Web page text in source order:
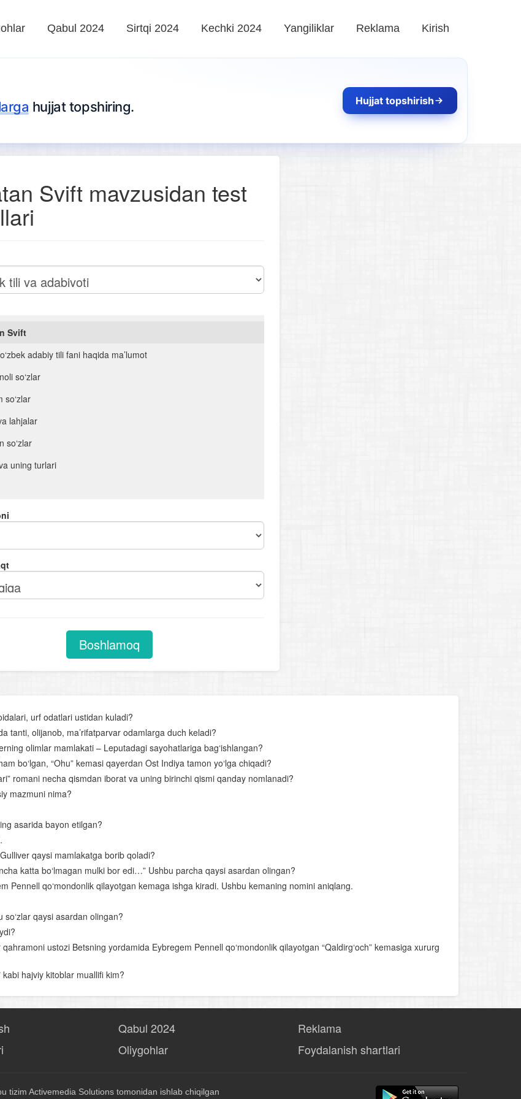
Qabul 2024 Sirtqi 2024 Kechki 2024 Yangiliklar Reklama Kirish
hujjat topshiring. Hujjat topshirish
Svift mavzusidan test
Svift
adabiy tili fani haqida ma’lumot
so‘zlar
so‘zlar
lahjalar
so‘zlar
va uning turlari
turkumlari
tuzilishiga ko‘ra turlari
otlashishi
tuzilishiga ko‘ra turlari
bo‘lakli gaplar
tuzilish jihatdan turlari. Sodda gap
bog‘langan qo‘shma gap
– so‘z san’ati
boshqa she’riy unsurlar
dostoni
dostoni
qomusiy olimlari
Burhoniddin o‘g‘li Rabg‘uziy
tarixidan
lirikasi
Boshlamoq
urf odatlari ustidan kuladi?
tanti, olijanob, ma’rifatparvar odamlarga duch keladi?
olimlar mamlakati – Leputadagi sayohatlariga bag‘ishlangan?
bo‘lgan, “Ohu” kemasi qayerdan Ost Indiya tamon yo‘lga chiqadi?
romani necha qismdan iborat va uning birinchi qismi qanday nomlanadi?
mazmuni nima?
asarida bayon etilgan?
qaysi mamlakatga borib qoladi?
katta bo‘lmagan mulki bor edi…” Ushbu parcha qaysi asardan olingan?
Pennell qo‘mondonlik qilayotgan kemaga ishga kiradi. Ushbu kemaning nomini aniqlang.
qaysi asardan olingan?
ustozi Betsning yordamida Eybregem Pennell qo‘mondonlik qilayotgan “Qaldirg‘och” kemasiga xururg
kabi hajviy kitoblar muallifi kim?
Qabul 2024
Oliygohlar
Reklama
Foydalanish shartlari
tizim Activemedia Solutions tomonidan ishlab chiqilgan